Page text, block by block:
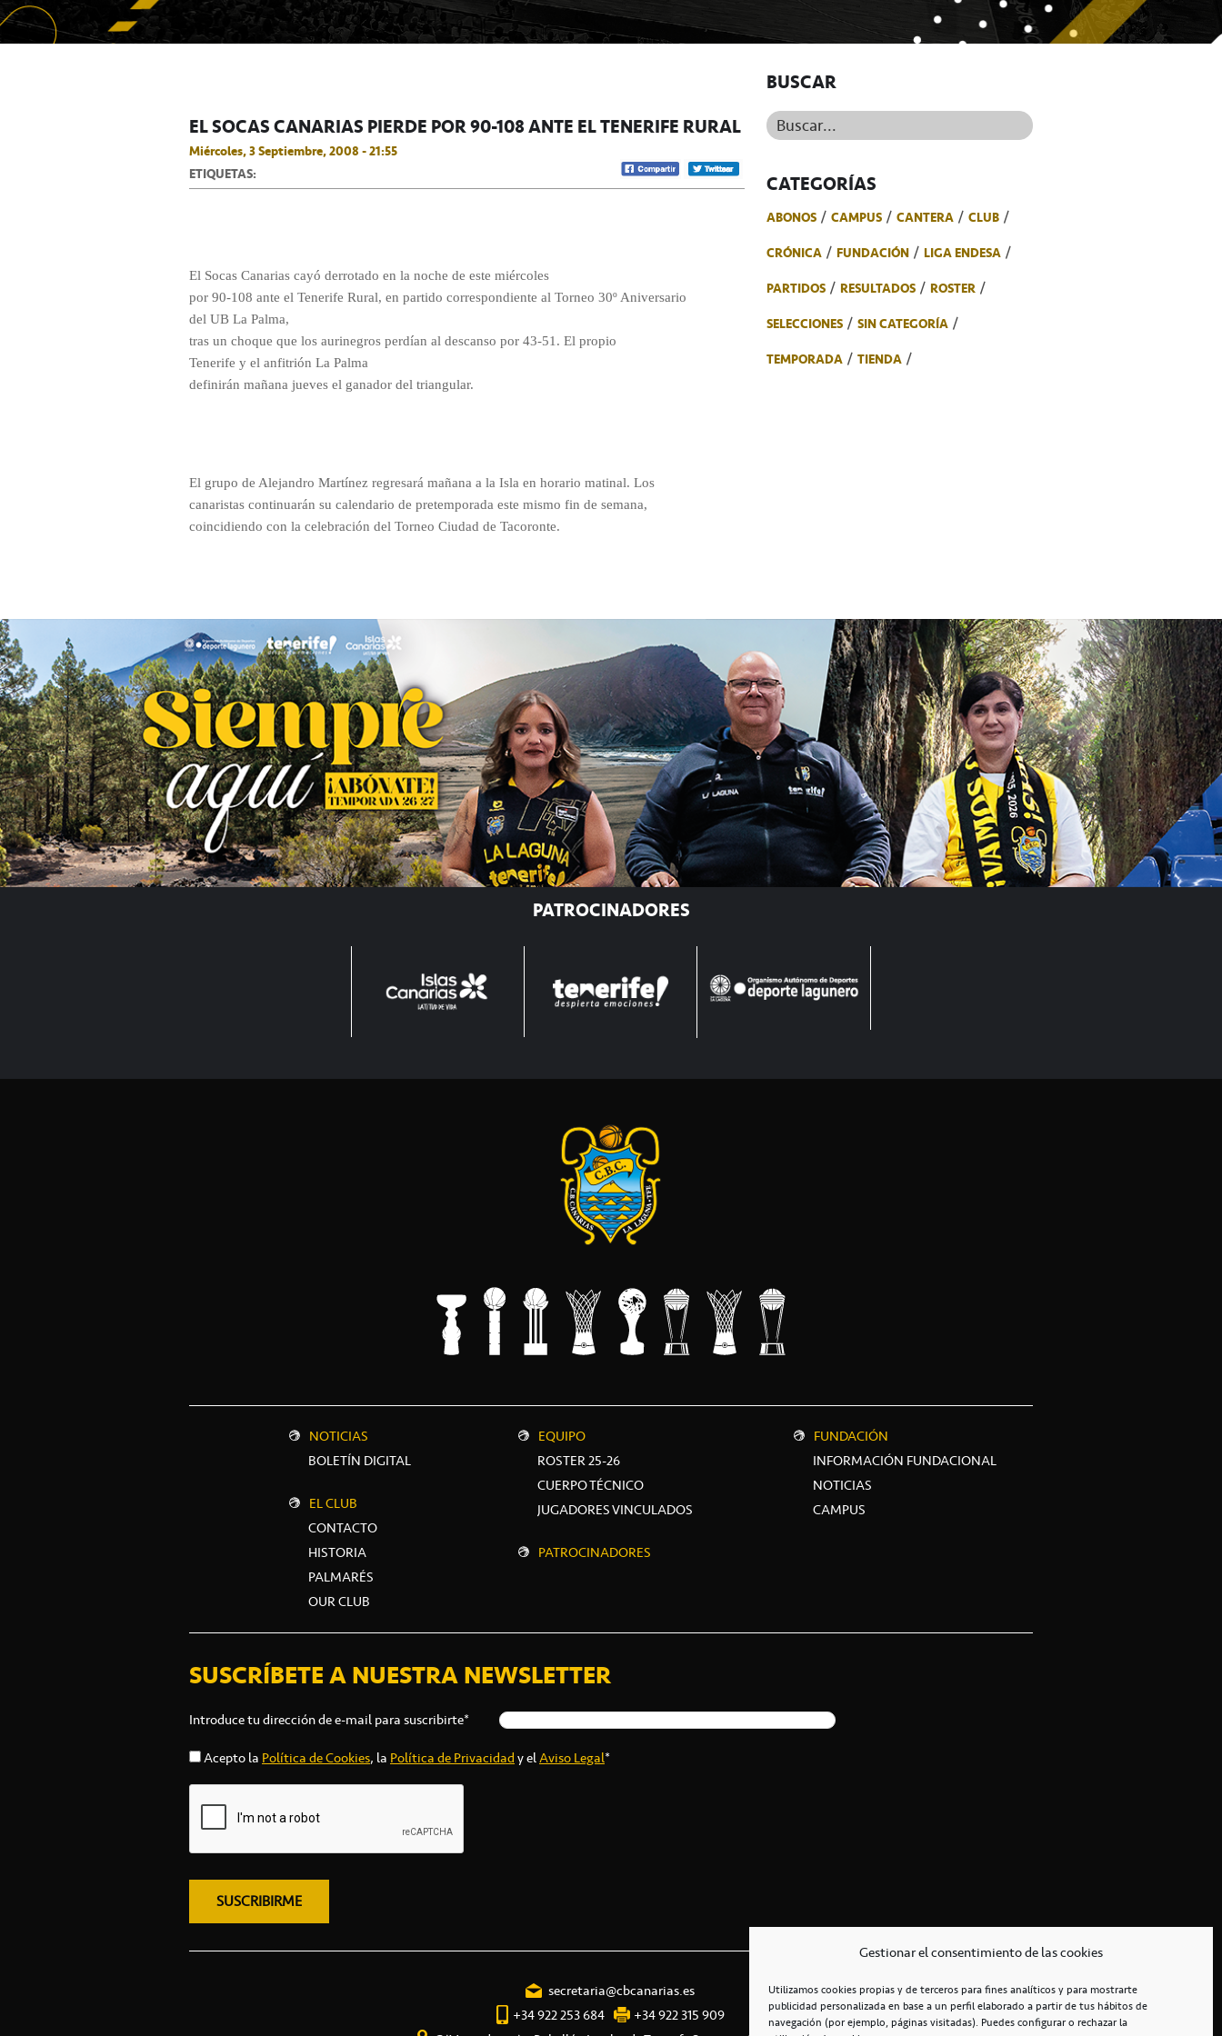
Gestionar el consentimiento de las cookies
Utilizamos cookies propias y de terceros para fines analíticos y para mostrarte
publicidad personalizada en base a un perfil elaborado a partir de tus hábitos de
navegación (por ejemplo, páginas visitadas). Puedes configurar o rechazar la
EL SOCAS CANARIAS PIERDE POR 90-108 ANTE EL TENERIFE RURAL
Miércoles, 3 Septiembre, 2008 - 21:55
ETIQUETAS:
El Socas Canarias cayó derrotado en la noche de este miércoles
por 90-108 ante el Tenerife Rural, en partido correspondiente al Torneo 30º Aniversario
del UB La Palma,
tras un choque que los aurinegros perdían al descanso por 43-51. El propio
Tenerife y el anfitrión La Palma
definirán mañana jueves el ganador del triangular.
El grupo de Alejandro Martínez regresará mañana a la Isla en horario matinal. Los
canaristas continuarán su calendario de pretemporada este mismo fin de semana,
coincidiendo con la celebración del Torneo Ciudad de Tacoronte.
BUSCAR
Buscar...
CATEGORÍAS
ABONOS CAMPUS CANTERA
CLUB
CRÓNICA
FUNDACIÓN
LIGA ENDESA
PARTIDOS
RESULTADOS
ROSTER
SELECCIONES
SIN CATEGORÍA
TEMPORADA
TIENDA
PATROCINADORES
NOTICIAS
BOLETÍN DIGITAL
EL CLUB
CONTACTO
HISTORIA
PALMARÉS
OUR CLUB
EQUIPO
ROSTER 25-26
CUERPO TÉCNICO
JUGADORES VINCULADOS
PATROCINADORES
FUNDACIÓN
INFORMACIÓN FUNDACIONAL
NOTICIAS
CAMPUS
SUSCRÍBETE A NUESTRA NEWSLETTER
Introduce tu dirección de e-mail para suscribirte*
Acepto la Política de Cookies, la Política de Privacidady elAviso Legal*
secretaria@cbcanarias.es
+34 922 253 684
+34 922 315 909